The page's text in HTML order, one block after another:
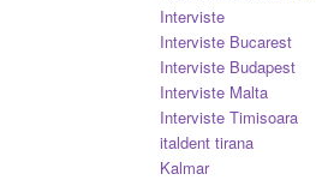
Interviste
Interviste Bucarest
Interviste Budapest
Interviste Malta
Interviste Timisoara
italdent tirana
Kalmar